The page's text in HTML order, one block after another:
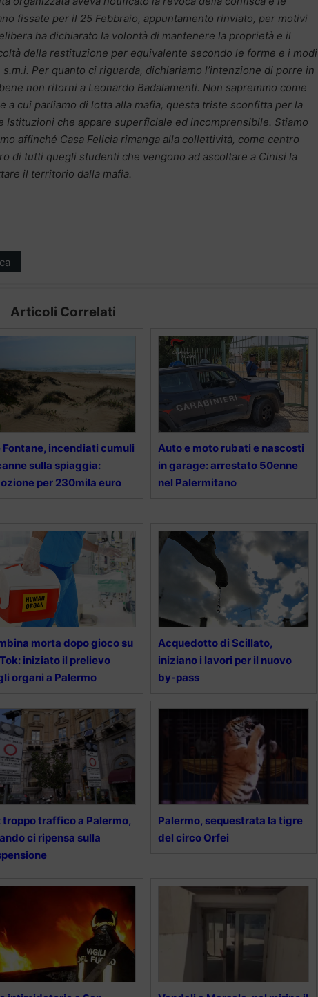
fissate per il 25 Febbraio, appuntamento rinviato, per motivi
ha dichiarato la volontà di mantenere la proprietà e il
della restituzione per equivalente secondo le forme e i modi
Per quanto ci riguarda, dichiariamo l’intenzione di porre in
non ritorni a Leonardo Badalamenti. Non sapremmo come
a cui parliamo di lotta alla mafia, questa triste sconfitta per la
che appare superficiale ed incomprensibile. Stiamo
affinché Casa Felicia rimanga alla collettività, come centro
di tutti quegli studenti che vengono ad ascoltare a Cinisi la
il territorio dalla mafia.
Articoli Correlati
Fontane, incendiati cumuli
sulla spiaggia:
per 230mila euro
Auto e moto rubati e nascosti
in garage: arrestato 50enne
nel Palermitano
morta dopo gioco su
iniziato il prelievo
organi a Palermo
Acquedotto di Scillato,
iniziano i lavori per il nuovo
by-pass
troppo traffico a Palermo,
ci ripensa sulla
Palermo, sequestrata la tigre
del circo Orfei